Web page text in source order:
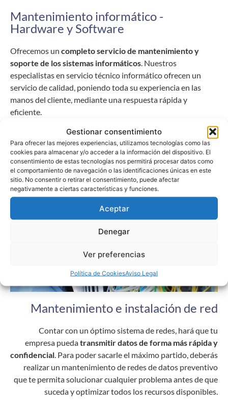
Gestionar consentimiento
Para ofrecer las mejores experiencias, utilizamos tecnologías como las
cookies para almacenar y/o acceder a la información del dispositivo. El
consentimiento de estas tecnologías nos permitirá procesar datos como
el comportamiento de navegación o las identificaciones únicas en este
sitio. No consentir o retirar el consentimiento, puede afectar
negativamente a ciertas características y funciones.
Aceptar
Denegar
Ver preferencias
Política de CookiesAviso Legal
Mantenimiento informático -
Hardware y Software
Ofrecemos un completo servicio de mantenimiento y
soporte de los sistemas informáticos . Nuestros
especialistas en servicio técnico informático ofrecen un
servicio de calidad, poniendo toda su experiencia en las
manos del cliente, mediante una respuesta rápida y
eficiente.
Solicitar información
Mantenimiento e instalación de red
Contar con un óptimo sistema de redes, hará que tu
empresa puedatransmitir datos de forma más rápida y
confidencial. Para poder sacarle el máximo partido, deberás
realizar un mantenimiento de redes de datos preventivo
que te permita solucionar cualquier problema antes de que
suceda y optimizar todos los recursos disponibles.